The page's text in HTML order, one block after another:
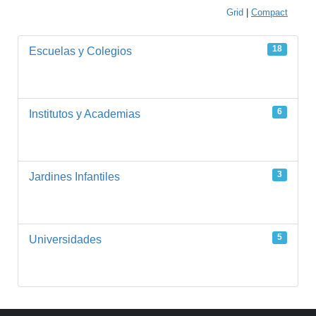
Grid Compact
18
Escuelas y Colegios
6
Institutos y Academias
3
Jardines Infantiles
5
Universidades